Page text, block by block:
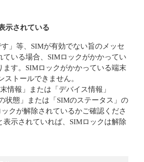
示されている
す」等、SIMが有効でない旨のメッセ
ている場合、SIMロックがかかってい
ます。SIMロックがかかっている端末
ストールできません。
情報」または「デバイス情報」
状態」または「SIMのステータス」の
クが解除されているかご確認くださ
表示されていれば、SIMロックは解除